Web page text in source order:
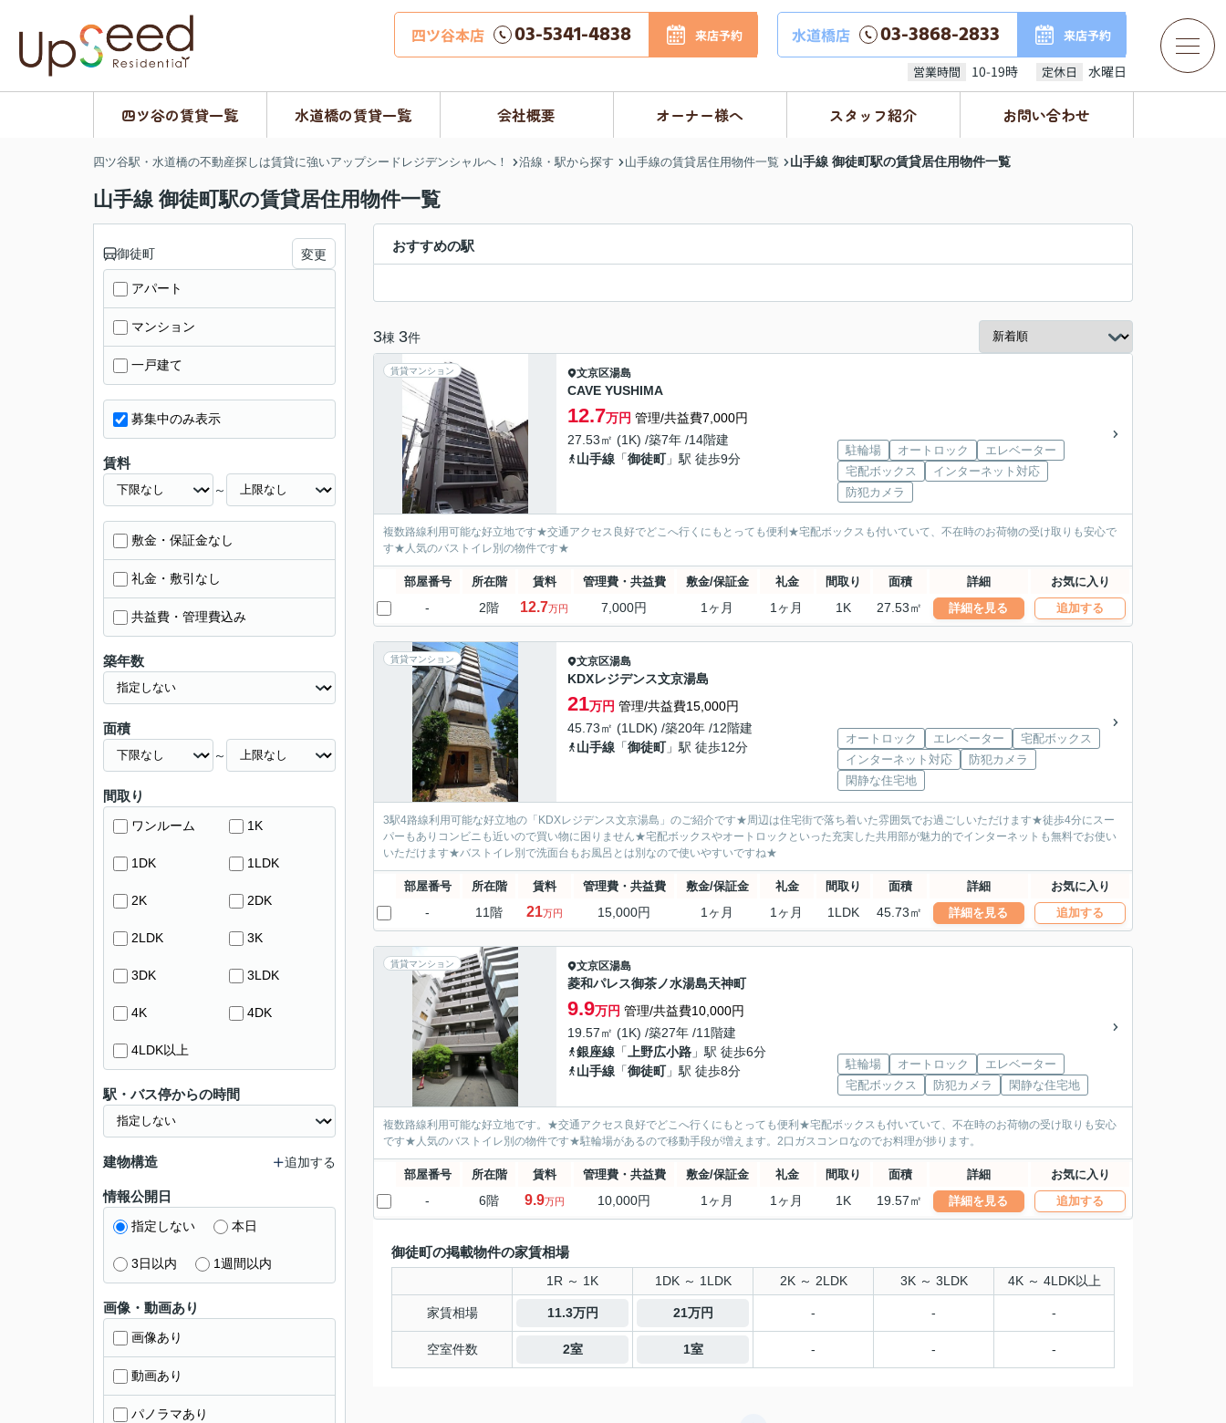
四ツ谷本店 03-5341-4838 来店予約 水道橋店 03-3868-2833 来店予約
営業時間 10-19時 定休日 水曜日
四ツ谷の賃貸一覧 水道橋の賃貸一覧 会社概要 オーナー様へ スタッフ紹介 お問い合わせ
四ツ谷駅・水道橋の不動産探しは賃貸に強いアップシードレジデンシャルへ！ 沿線・駅から探す 山手線の賃貸居住用物件一覧 山手線 御徒町駅の賃貸居住用物件一覧
山手線 御徒町駅の賃貸居住用物件一覧
おすすめの駅
3棟 3件
賃貸マンション 文京区湯島
CAVE YUSHIMA
12.7万円 管理/共益費7,000円
27.53㎡ (1K) /築7年 /14階建
山手線 「御徒町」駅 徒歩9分
駐輪場 オートロック
エレベーター
宅配ボックス
インターネット対応
防犯カメラ
複数路線利用可能な好立地です★交通アクセス良好でどこへ行くにもとっても便利★宅配ボックスも付いていて、不在時のお荷物の受け取りも安心で
す★人気のバストイレ別の物件です★
部屋番号 所在階 賃料 管理費・共益費 敷金/保証金 礼金 間取り 面積 詳細 お気に入り
- 2階 12.7万円 7,000円 1ヶ月 1ヶ月 1K 27.53㎡ 詳細を見る 追加する
賃貸マンション 文京区湯島
KDXレジデンス文京湯島
21万円 管理/共益費15,000円
45.73㎡ (1LDK) /築20年 /12階建
山手線 「御徒町」駅 徒歩12分
オートロック エレベーター
宅配ボックス
インターネット対応
防犯カメラ
閑静な住宅地
3駅4路線利用可能な好立地の「KDXレジデンス文京湯島」のご紹介です★周辺は住宅街で落ち着いた雰囲気でお過ごしいただけます★徒歩4分にスー
パーもありコンビニも近いので買い物に困りません★宅配ボックスやオートロックといった充実した共用部が魅力的でインターネットも無料でお使い
いただけます★バストイレ別で洗面台もお風呂とは別なので使いやすいですね★
部屋番号 所在階 賃料 管理費・共益費 敷金/保証金 礼金 間取り 面積 詳細 お気に入り
- 11階 21万円 15,000円 1ヶ月 1ヶ月 1LDK 45.73㎡ 詳細を見る 追加する
賃貸マンション 文京区湯島
菱和パレス御茶ノ水湯島天神町
9.9万円 管理/共益費10,000円
19.57㎡ (1K) /築27年 /11階建
銀座線 「 上野広小路 」駅 徒歩6分
山手線 「御徒町」駅 徒歩8分 駐輪場 オートロック
エレベーター
宅配ボックス
防犯カメラ 閑静な住宅地
複数路線利用可能な好立地です。★交通アクセス良好でどこへ行くにもとっても便利★宅配ボックスも付いていて、不在時のお荷物の受け取りも安心
です★人気のバストイレ別の物件です★駐輪場があるので移動手段が増えます。2口ガスコンロなのでお料理が捗ります。
部屋番号 所在階 賃料 管理費・共益費 敷金/保証金 礼金 間取り 面積 詳細 お気に入り
- 6階 9.9万円 10,000円 1ヶ月 1ヶ月 1K 19.57㎡ 詳細を見る 追加する
御徒町の掲載物件の家賃相場
1R ～ 1K 1DK ～ 1LDK 2K ～ 2LDK 3K ～ 3LDK 4K ～ 4LDK以上
家賃相場 11.3万円 21万円 - - -
空室件数 2室 1室 - - -
御徒町 変更
アパート
マンション
一戸建て
募集中のみ表示
賃料
～
敷金・保証金なし
礼金・敷引なし
共益費・管理費込み
築年数
面積
～
間取り
ワンルーム 1K
1DK 1LDK
2K 2DK
2LDK 3K
3DK 3LDK
4K 4DK
4LDK以上
駅・バス停からの時間
建物構造 追加する
情報公開日
指定しない 本日
3日以内 1週間以内
画像・動画あり
画像あり
動画あり
パノラマあり